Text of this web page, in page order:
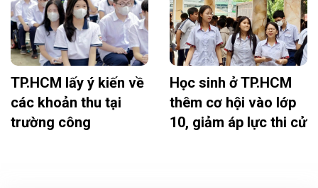
TP.HCM lấy ý kiến về
các khoản thu tại
trường công
Học sinh ở TP.HCM
thêm cơ hội vào lớp
10, giảm áp lực thi cử